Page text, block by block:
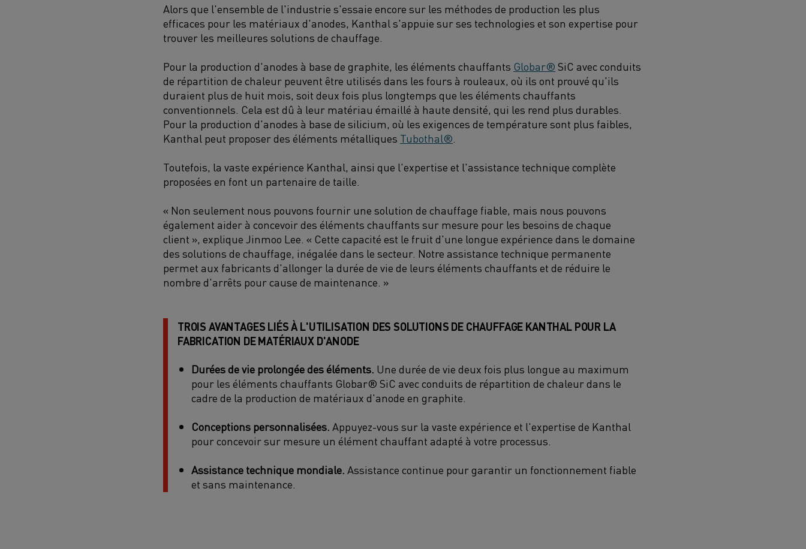
Alors que l'ensemble de l'industrie s'essaie encore sur les méthodes de production les plus
efficaces pour les matériaux d'anodes, Kanthal s'appuie sur ses technologies et son expertise pour
trouver les meilleures solutions de chauffage.
Pour la production d'anodes à base de graphite, les éléments chauffants Globar® SiC avec conduits
de répartition de chaleur peuvent être utilisés dans les fours à rouleaux, où ils ont prouvé qu'ils
duraient plus de huit mois, soit deux fois plus longtemps que les éléments chauffants
conventionnels. Cela est dû à leur matériau émaillé à haute densité, qui les rend plus durables.
Pour la production d'anodes à base de silicium, où les exigences de température sont plus faibles,
Kanthal peut proposer des éléments métalliques Tubothal®
Toutefois, la vaste expérience Kanthal, ainsi que l'expertise et l'assistance technique complète
proposées en font un partenaire de taille.
« Non seulement nous pouvons fournir une solution de chauffage fiable, mais nous pouvons
également aider à concevoir des éléments chauffants sur mesure pour les besoins de chaque
client », explique Jinmoo Lee. « Cette capacité est le fruit d'une longue expérience dans le domaine
des solutions de chauffage, inégalée dans le secteur. Notre assistance technique permanente
permet aux fabricants d'allonger la durée de vie de leurs éléments chauffants et de réduire le
nombre d'arrêts pour cause de maintenance. »
TROIS AVANTAGES LIÉS À L'UTILISATION DES SOLUTIONS DE CHAUFFAGE KANTHAL POUR LA
FABRICATION DE MATÉRIAUX D'ANODE
Durées de vie prolongée des éléments. Une durée de vie deux fois plus longue au maximum
pour les éléments chauffants Globar® SiC avec conduits de répartition de chaleur dans le
cadre de la production de matériaux d'anode en graphite.
Conceptions personnalisées. Appuyez-vous sur la vaste expérience et l'expertise de Kanthal
pour concevoir sur mesure un élément chauffant adapté à votre processus.
Assistance technique mondiale. Assistance continue pour garantir un fonctionnement fiable
et sans maintenance.